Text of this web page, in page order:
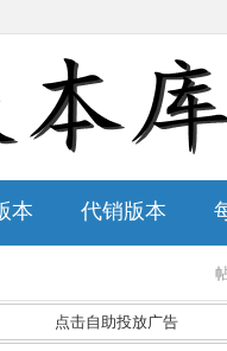
本 代销版本
点击自助投放广告